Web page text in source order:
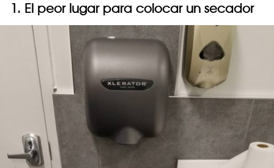
1. El peor lugar para colocar un secador